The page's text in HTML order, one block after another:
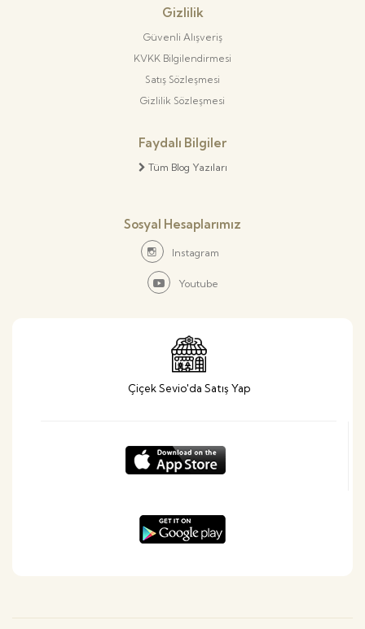
Gizlilik
Güvenli Alışveriş
KVKK Bilgilendirmesi
Satış Sözleşmesi
Gizlilik Sözleşmesi
Faydalı Bilgiler
Tüm Blog Yazıları
Sosyal Hesaplarımız
Instagram
Youtube
Çiçek Sevio'da Satış Yap